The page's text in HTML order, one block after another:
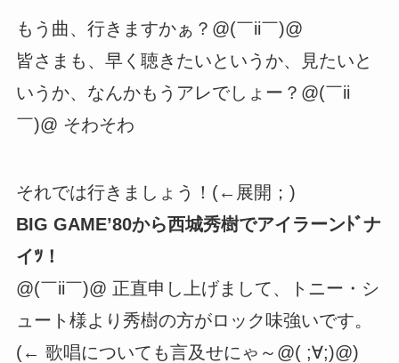
もう曲、行きますかぁ？@(￣ii￣)@
皆さまも、早く聴きたいというか、見たいと
いうか、なんかもうアレでしょー？@(￣ii
￣)@ そわそわ
それでは行きましょう！(←展開；)
BIG GAME’80から西城秀樹でアイラーンﾄﾞナ
イﾂ！
@(￣ii￣)@ 正直申し上げまして、トニー・シ
ュート様より秀樹の方がロック味強いです。
(← 歌唱についても言及せにゃ～@( ;∀;)@)